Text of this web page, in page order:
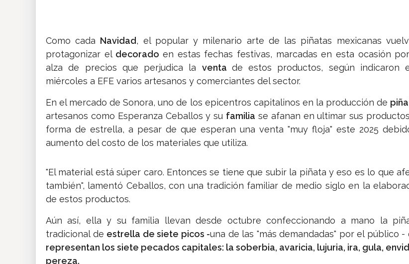
Como cada Navidad, el popular y milenario arte de las piñatas mexicanas
protagonizar el decoradoen estas fechas festivas, marcadas en esta ocasión
alza de precios que perjudica la venta de estos productos, según indicaron
miércoles a EFE varios artesanos y comerciantes del sector.
En el mercado de Sonora, uno de los epicentros capitalinos en la producción de
artesanos como Esperanza Ceballos y su familia se afanan en ultimar sus
forma de estrella, a pesar de que esperan una venta "muy floja" este 2025
aumento del costo de los materiales que utiliza.
"El material está súper caro. Entonces se tiene que subir la piñata y eso es lo que
también", lamentó Ceballos, con una tradición familiar de medio siglo en la
de estos productos.
Aún así, ella y su familia llevan desde octubre confeccionando a mano la
tradicional de estrella de siete picos -una de las "más demandadas" por el público -
representan los siete pecados capitales: la soberbia, avaricia, lujuria, ira, gula,
pereza.